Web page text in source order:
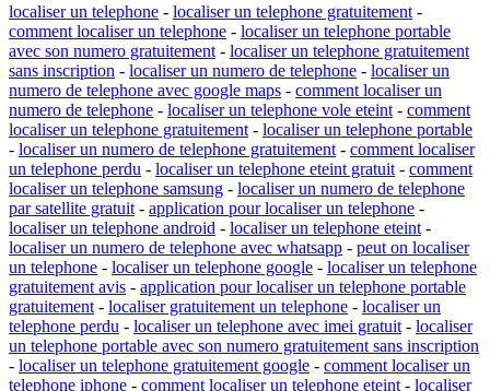
localiser un telephone - localiser un telephone gratuitement -
comment localiser un telephone - localiser un telephone portable
avec son numero gratuitement - localiser un telephone gratuitement
sans inscription - localiser un numero de telephone - localiser un
numero de telephone avec google maps - comment localiser un
numero de telephone - localiser un telephone vole eteint - comment
localiser un telephone gratuitement - localiser un telephone portable
- localiser un numero de telephone gratuitement - comment localiser
un telephone perdu - localiser un telephone eteint gratuit - comment
localiser un telephone samsung - localiser un numero de telephone
par satellite gratuit - application pour localiser un telephone -
localiser un telephone android - localiser un telephone eteint -
localiser un numero de telephone avec whatsapp - peut on localiser
un telephone - localiser un telephone google - localiser un telephone
gratuitement avis - application pour localiser un telephone portable
gratuitement - localiser gratuitement un telephone - localiser un
telephone perdu - localiser un telephone avec imei gratuit - localiser
un telephone portable avec son numero gratuitement sans inscription
- localiser un telephone gratuitement google - comment localiser un
telephone iphone - comment localiser un telephone eteint - localiser